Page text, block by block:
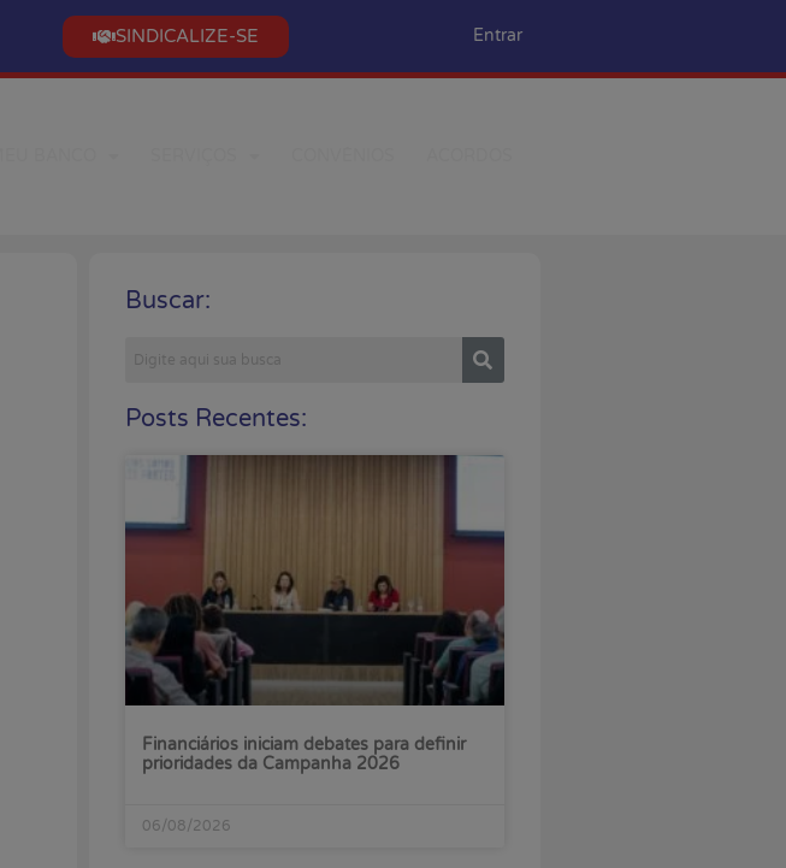
SINDICALIZE-SE Entrar
Buscar:
Posts Recentes:
Financiários iniciam debates para definir
prioridades da Campanha 2026
06/08/2026